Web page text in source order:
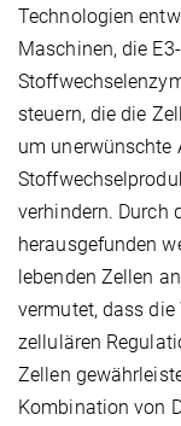
Technologien
Maschinen, die
steuern, die die
um unerwünschte
verhindern. Durch
herausgefunden
lebenden Zellen
vermutet, dass
zellulären
Zellen
Kombination von